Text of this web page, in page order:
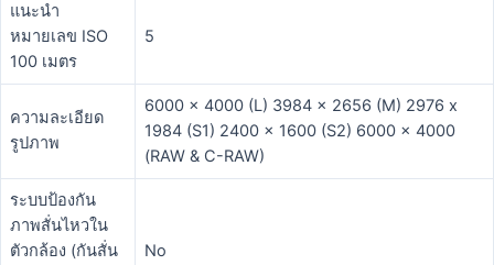
แนะนำ
หมายเลข ISO
100 เมตร
5
ความละเอียด
รูปภาพ
6000 x 4000 (L) 3984 x 2656 (M) 2976 x
1984 (S1) 2400 x 1600 (S2) 6000 x 4000
(RAW & C-RAW)
ระบบป้องกัน
ภาพสั่นไหวใน
ตัวกล้อง (กันสั่น
No